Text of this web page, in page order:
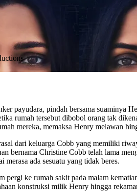
payudara, pindah bersama
rumah tersebut dibobol orang tak
mereka, memaksa Henry melawan
dari keluarga Cobb yang memiliki
bernama Christine Cobb telah lama
ada sesuatu yang tidak beres.
pergi ke rumah sakit pada malam
konstruksi milik Henry hingga